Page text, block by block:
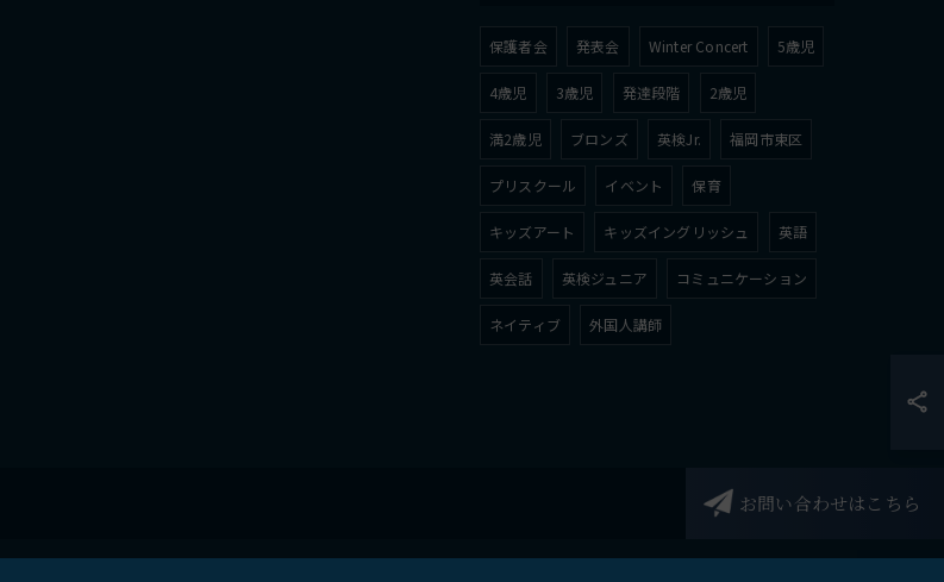
保護者会 発表会 Winter Concert 5歳児
4歳児 3歳児 発達段階 2歳児
満2歳児 ブロンズ 英検Jr. 福岡市東区
プリスクール イベント 保育
キッズアート キッズイングリッシュ 英語
英会話 英検ジュニア コミュニケーション
ネイティブ 外国人講師
お問い合わせはこちら